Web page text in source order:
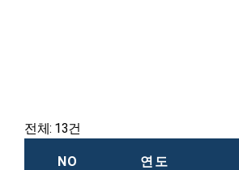
전체: 13건
NO 연도